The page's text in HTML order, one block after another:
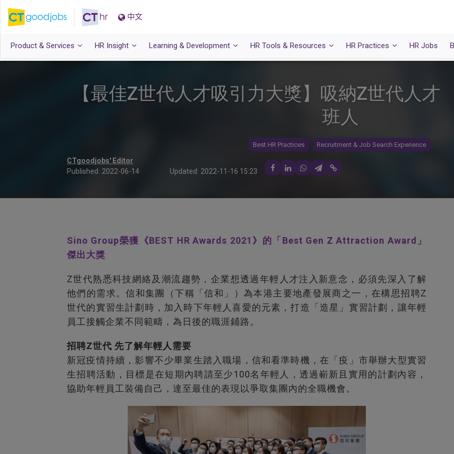
中文
Product & Services HR Insight Learning & Development HR Tools & Resources HR Practices HR Jobs
【最佳Z世代人才吸引力大獎】吸納Z世代人才
班人
Best HR Practices Recruitment & Job Search Experience
CTgoodjobs' Editor
Published: 2022-06-14 Updated: 2022-11-16 15:23
Sino Group榮獲《BEST HR Awards 2021》的「Best Gen Z Attraction Award」
傑出大獎
Z世代熟悉科技網絡及潮流趨勢，企業想透過年輕人才注入新意念，必須先深入了解
他們的需求。信和集團（下稱「信和」）為本港主要地產發展商之一，在構思招聘Z
世代的實習生計劃時，加入時下年輕人喜愛的元素，打造「造星」實習計劃，讓年輕
員工接觸企業不同範疇，為日後的職涯鋪路。
招聘Z世代 先了解年輕人需要
新冠疫情持續，影響不少畢業生踏入職場，信和看準時機，在「疫」市舉辦大型實習
生招聘活動，目標是在短期內聘請至少100名年輕人，透過嶄新且實用的計劃內容，
協助年輕員工裝備自己，達至最佳的表現以爭取集團內的全職機會。